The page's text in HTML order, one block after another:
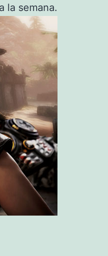
la semana.